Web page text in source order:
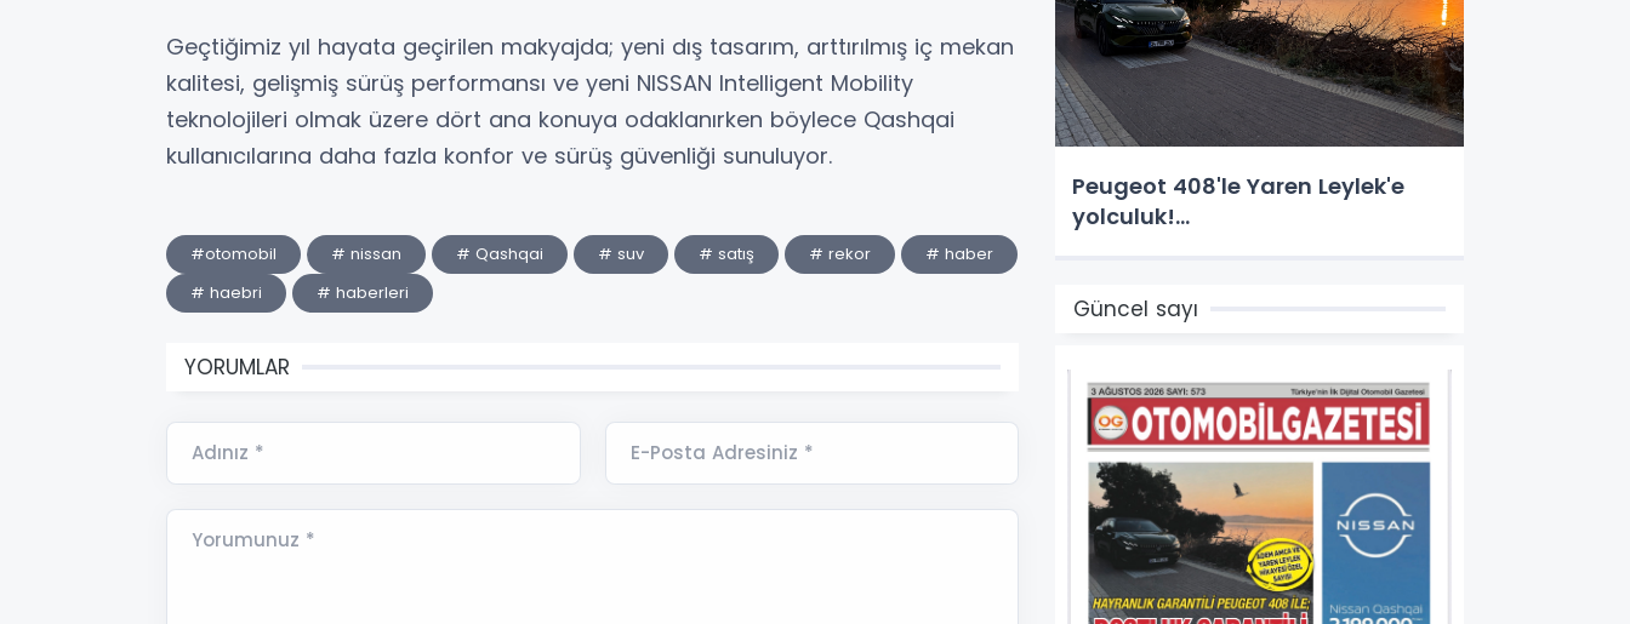
Geçtiğimiz yıl hayata geçirilen makyajda; yeni dış tasarım, arttırılmış iç mekan
kalitesi, gelişmiş sürüş performansı ve yeni NISSAN Intelligent Mobility
teknolojileri olmak üzere dört ana konuya odaklanırken böylece Qashqai
kullanıcılarına daha fazla konfor ve sürüş güvenliği sunuluyor.
#otomobil # nissan # Qashqai # suv # satış # rekor
# haber
# haebri
# haberleri
YORUMLAR
Adınız * E-Posta Adresiniz *
Yorumunuz *
Peugeot 408'le Yaren Leylek'e
yolculuk!...
Güncel sayı